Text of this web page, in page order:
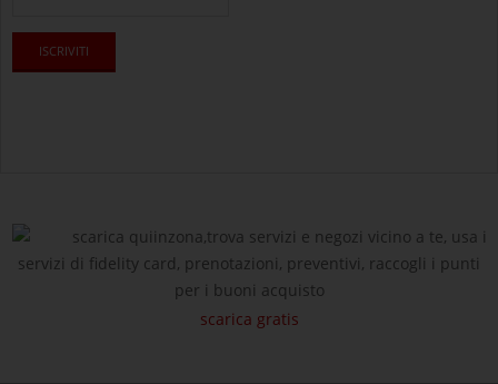
scarica quiinzona,trova servizi e negozi vicino a te, usa i
servizi di fidelity card, prenotazioni, preventivi, raccogli i punti
per i buoni acquisto
scarica gratis